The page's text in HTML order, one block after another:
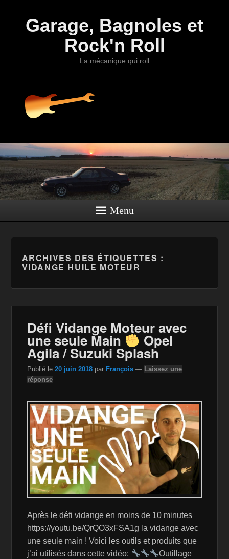
Garage, Bagnoles et
Rock'n Roll
La mécanique qui roll
Menu
ARCHIVES DES ÉTIQUETTES :
VIDANGE HUILE MOTEUR
Défi Vidange Moteur avec
une seule Main Opel
Agila / Suzuki Splash
Publié le20 juin 2018 par François — Laissez une
réponse
Après le défi vidange en moins de 10 minutes
https://youtu.be/QrQO3xFSA1g la vidange avec
une seule main ! Voici les outils et produits que
j’ai utilisés dans cette vidéo:
Outillage